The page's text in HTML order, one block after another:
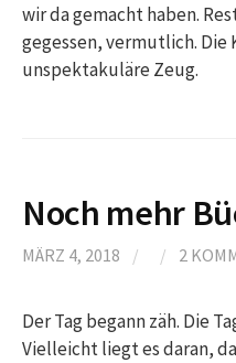
wir da gemacht haben.
gegessen, vermutlich. Die
unspektakuläre Zeug.
Noch mehr
MÄRZ 4, 2018 / / 2
Der Tag begann zäh. Die
Vielleicht liegt es daran,